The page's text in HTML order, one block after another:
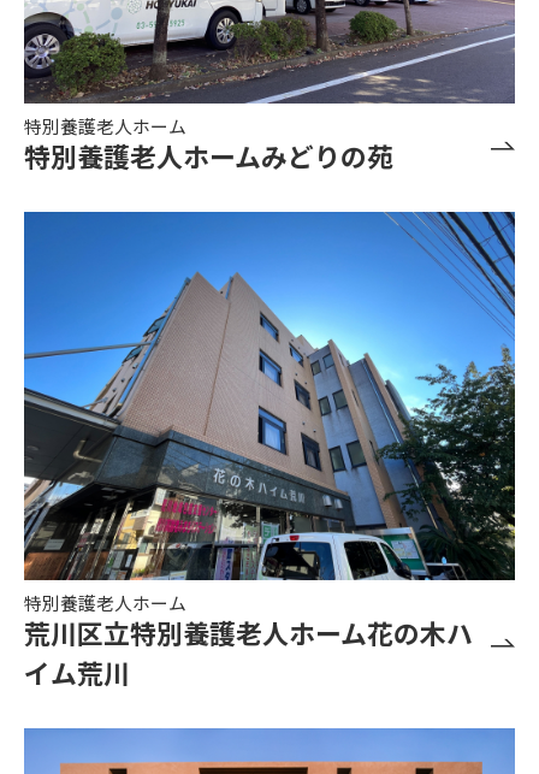
特別養護老人ホーム
特別養護老人ホームみどりの苑
特別養護老人ホーム
荒川区立特別養護老人ホーム花の木ハ
イム荒川